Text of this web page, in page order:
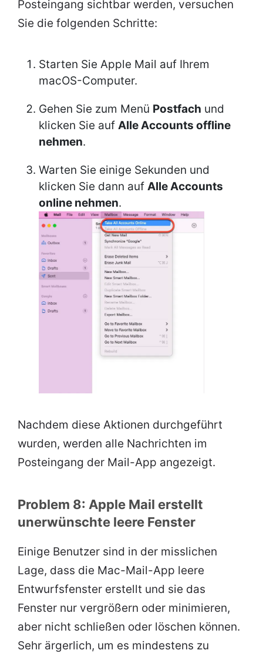
Posteingang sichtbar werden, versuchen
Sie die folgenden Schritte:
Starten Sie Apple Mail auf Ihrem
macOS-Computer.
Gehen Sie zum Menü Postfach und
klicken Sie auf Alle Accounts offline
nehmen.
Warten Sie einige Sekunden und
klicken Sie dann auf Alle Accounts
online nehmen.
Nachdem diese Aktionen durchgeführt
wurden, werden alle Nachrichten im
Posteingang der Mail-App angezeigt.
Problem 8: Apple Mail erstellt
unerwünschte leere Fenster
Einige Benutzer sind in der misslichen
Lage, dass die Mac-Mail-App leere
Entwurfsfenster erstellt und sie das
Fenster nur vergrößern oder minimieren,
aber nicht schließen oder löschen können.
Sehr ärgerlich, um es mindestens zu